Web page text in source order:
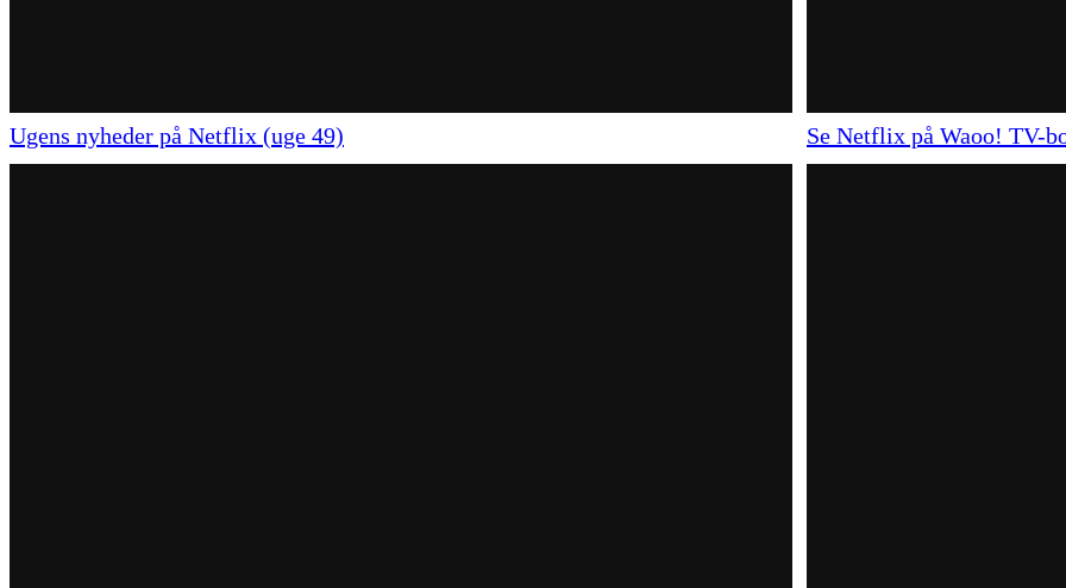
Ugens nyheder på Netflix (uge 49) Se Netflix på Waoo! TV-